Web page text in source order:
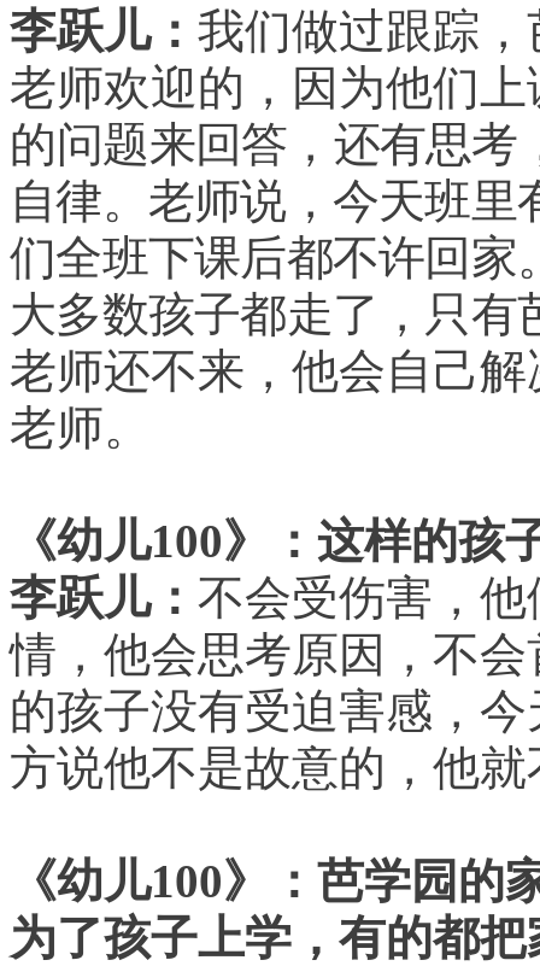
李跃儿： 我们做过跟踪
老师欢迎的，因为他们
的问题来回答，还有思考
自律。老师说，今天班
们全班下课后都不许回家
大多数孩子都走了，只
老师还不来，他会自己
老师。
《幼儿100》：这样的孩
李跃儿： 不会受伤害，
情，他会思考原因，不
的孩子没有受迫害感，
方说他不是故意的，他
《幼儿100》：芭学园
为了孩子上学，有的都